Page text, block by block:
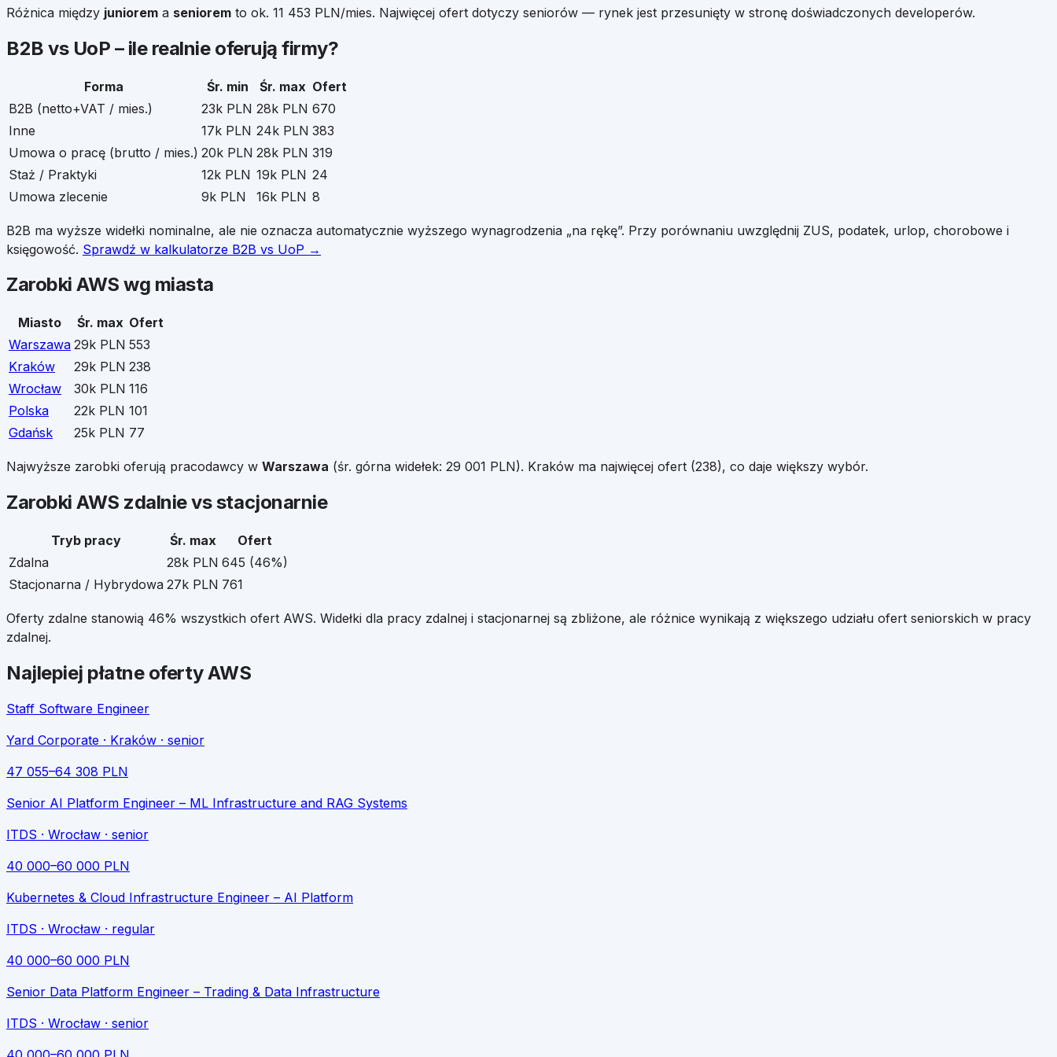
Różnica między juniorem a seniorem to ok. 11 453 PLN/mies. Najwięcej ofert dotyczy seniorów — rynek jest przesunięty w stronę doświadczonych developerów.
B2B vs UoP – ile realnie oferują firmy?
Forma Śr. min Śr. max Ofert
B2B (netto+VAT / mies.)
23k PLN 28k PLN 670
Inne
17k PLN 24k PLN 383
Umowa o pracę (brutto / mies.) 20k PLN 28k PLN 319
Staż / Praktyki
12k PLN 19k PLN 24
Umowa zlecenie
9k PLN 16k PLN 8
B2B ma wyższe widełki nominalne, ale nie oznacza automatycznie wyższego wynagrodzenia „na rękę”. Przy porównaniu uwzględnij ZUS, podatek, urlop, chorobowe i
księgowość. Sprawdź w kalkulatorze B2B vs UoP →
ZarobkiAWS wg miasta
Miasto Śr. max Ofert
Warszawa 29k PLN 553
Kraków
29k PLN 238
Wrocław
30k PLN 116
Polska
22k PLN 101
Gdańsk
25k PLN 77
Najwyższe zarobki oferują pracodawcy w Warszawa (śr. górna widełek: 29 001 PLN). Kraków ma najwięcej ofert (238), co daje większy wybór.
ZarobkiAWS zdalnie vs stacjonarnie
Tryb pracy Śr. max
Ofert
Zdalna
28k PLN 645 (46%)
Stacjonarna / Hybrydowa 27k PLN 761
Oferty zdalne stanowią 46% wszystkich ofert AWS. Widełki dla pracy zdalnej i stacjonarnej są zbliżone, ale różnice wynikają z większego udziału ofert seniorskich w pracy
zdalnej.
Najlepiej płatne ofertyAWS
Staff Software Engineer
Yard Corporate · Kraków · senior
47 055–64 308 PLN
Senior AI Platform Engineer – ML Infrastructure and RAG Systems
ITDS · Wrocław · senior
40 000–60 000 PLN
Kubernetes & Cloud Infrastructure Engineer – AI Platform
ITDS · Wrocław · regular
40 000–60 000 PLN
Senior Data Platform Engineer – Trading & Data Infrastructure
ITDS · Wrocław · senior